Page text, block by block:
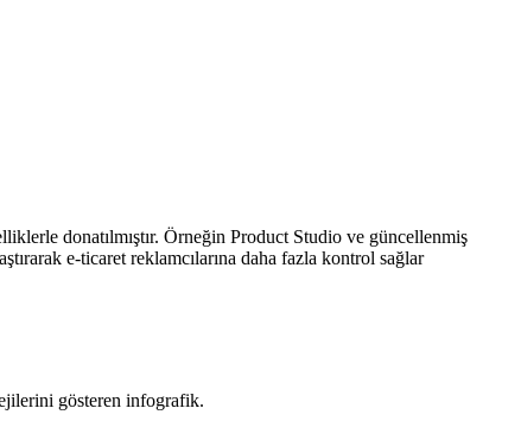
donatılmıştır. Örneğin Product Studio ve güncellenmiş
e-ticaret reklamcılarına daha fazla kontrol sağlar